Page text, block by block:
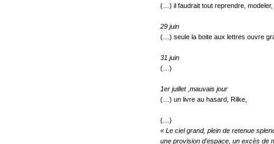
(…) il faudrait tout reprendre, modeler,
29 juin
(…) seule la boite aux lettres ouvre
31 juin
(…)
1er juillet ,mauvais jour
(…) un livre au hasard, Rilke,
(…)
« Le ciel grand, plein de retenue
une provision d’espace, un excès de